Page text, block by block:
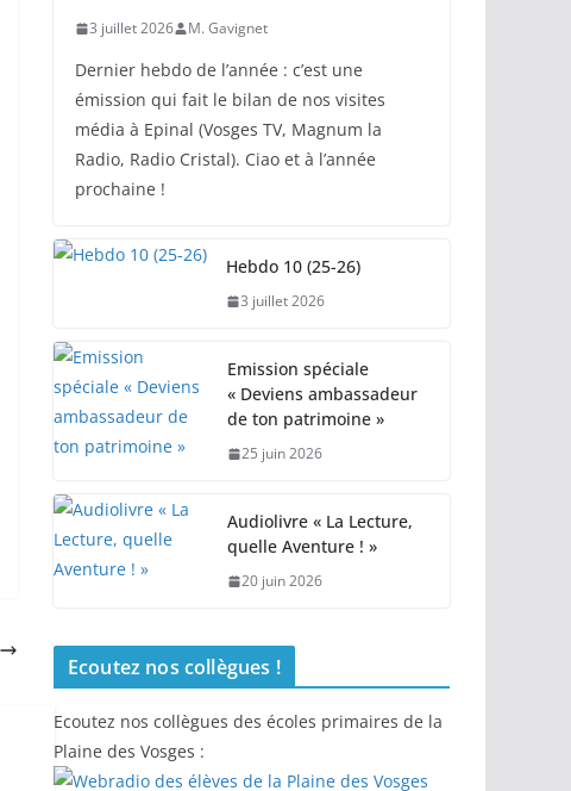
3 juillet 2026 M. Gavignet
Dernier hebdo de l’année : c’est une
émission qui fait le bilan de nos visites
média à Epinal (Vosges TV, Magnum la
Radio, Radio Cristal). Ciao et à l’année
prochaine !
Hebdo 10 (25-26)
3 juillet 2026
Emission spéciale
« Deviens ambassadeur
de ton patrimoine »
25 juin 2026
Audiolivre « La Lecture,
quelle Aventure ! »
20 juin 2026
Ecoutez nos collègues !
Ecoutez nos collègues des écoles primaires de la
Plaine des Vosges :